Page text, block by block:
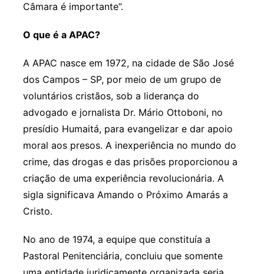
Câmara é importante”.
O que é a APAC?
A APAC nasce em 1972, na cidade de São José
dos Campos – SP, por meio de um grupo de
voluntários cristãos, sob a liderança do
advogado e jornalista Dr. Mário Ottoboni, no
presídio Humaitá, para evangelizar e dar apoio
moral aos presos. A inexperiência no mundo do
crime, das drogas e das prisões proporcionou a
criação de uma experiência revolucionária. A
sigla significava Amando o Próximo Amarás a
Cristo.
No ano de 1974, a equipe que constituía a
Pastoral Penitenciária, concluiu que somente